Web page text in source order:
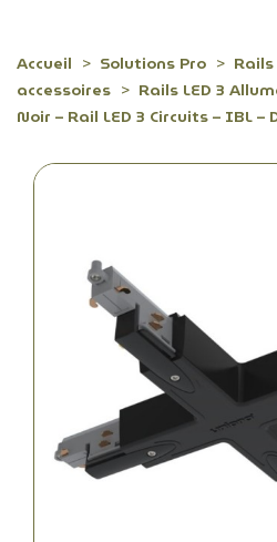
Accueil Solutions Pro
accessoires
Rails LED 3
Noir – Rail LED 3 Circuits – IBL –